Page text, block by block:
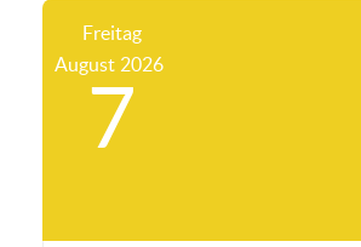
Freitag
August 2026
7